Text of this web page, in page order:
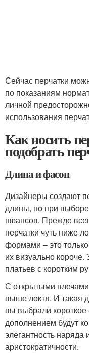
Сейчас перчатки
по показаниям
личной
использования
Как носить
подобрать
Длина и фасон
Дизайнеры создают
длины, но при
нюансов. Прежде
перчатки чуть ниже
формами – это
их визуально
платьев с коротким
С открытыми плечами
выше локтя. И такая
вы выбрали
дополнением будут
элегантность наряда
аристократичности.